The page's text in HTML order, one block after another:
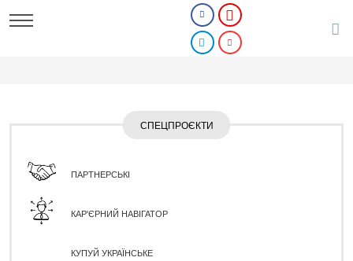
СПЕЦПРОЄКТИ
ПАРТНЕРСЬКІ
КАР'ЄРНИЙ НАВІГАТОР
КУПУЙ УКРАЇНСЬКЕ